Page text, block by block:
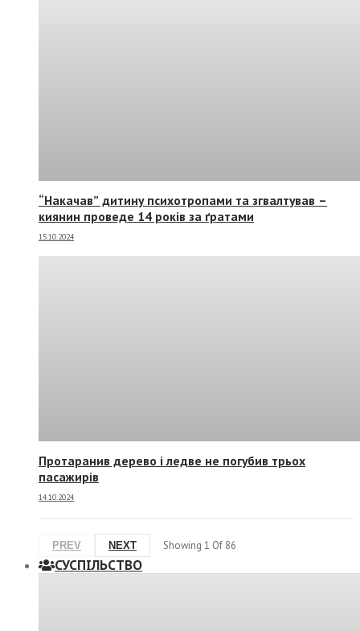
“Накачав” дитину психотропами та згвалтував –
киянин проведе 14 років за ґратами
15.10.2024
Протаранив дерево і ледве не погубив трьох
пасажирів
14.10.2024
PREV NEXT Showing 1 Of 86
СУСПIЛЬСТВО